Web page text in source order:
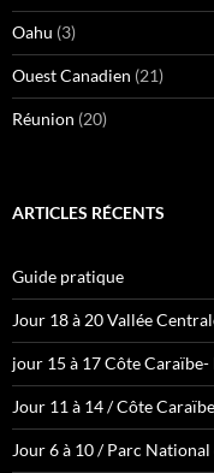
Oahu (3)
Ouest Canadien (21)
Réunion (20)
ARTICLES RÉCENTS
Guide pratique
Jour 18 à 20 Vallée
jour 15 à 17 Côte
Jour 11 à 14 / Côte
Jour 6 à 10 / Parc